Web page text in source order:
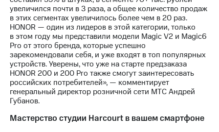
аудит
Рынок
акций
Описание
Программа
приобретения
Порядок
выкупа
акций
Дивиденды
увеличился почти в 3 раза, а общее количество продаж
в этих сегментах увеличилось более чем в 20 раз.
HONOR — один из лидеров в этой категории, только
в этом году мы представили модели Magic V2 и Magic6
Pro от этого бренда, которые успешно
зарекомендовали себя, и уже входят в топ популярных
устройств. Уверены, что уже на старте предзаказа
HONOR 200 и 200 Pro также смогут заинтересовать
российских потребителей», — комментирует
генеральный директор розничной сети МТС Андрей
Губанов.
Мастерство студии Harcourt в вашем смартфоне